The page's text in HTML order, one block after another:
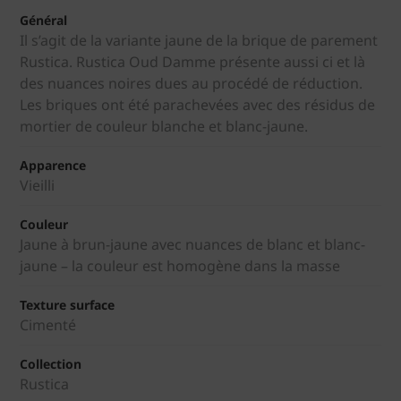
Général
Il s’agit de la variante jaune de la brique de parement
Rustica. Rustica Oud Damme présente aussi ci et là
des nuances noires dues au procédé de réduction.
Les briques ont été parachevées avec des résidus de
mortier de couleur blanche et blanc-jaune.
Apparence
Vieilli
Couleur
Jaune à brun-jaune avec nuances de blanc et blanc-
jaune – la couleur est homogène dans la masse
Texture surface
Cimenté
Collection
Rustica